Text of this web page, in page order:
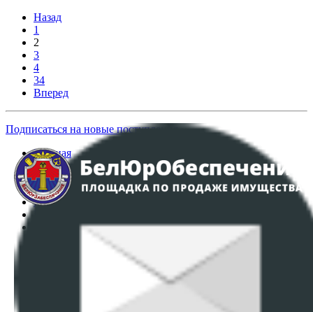
Назад
1
2
3
4
34
Вперед
Подписаться на новые поступления
Главная
Аукционы
Интернет-магазин
Регламент организации и проведения торгов
Политика в отношении обработки персональных
ПОЛОЖЕНИЕ О ПОЛИТИКЕ ОБРАБОТКИ COOKIE-
Настройки cookie-файлов